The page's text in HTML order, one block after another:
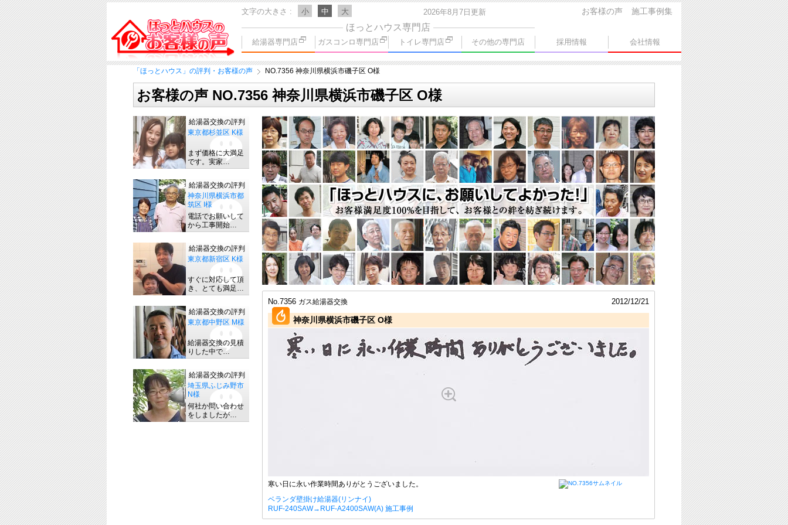
文字の大きさ 小 中 大 2026年8月7日更新 施工事例集
お客様の声
ほっとハウス専門店
給湯器専門店 ガスコンロ専門店 トイレ専門店 その他の専門店 採用情報 会社情報
「ほっとハウス」の評判・お客様の声 NO.7356 神奈川県横浜市磯子区 O様
お客様の声 NO.7356 神奈川県横浜市磯子区 O様
2012/12/21
No.7356 ガス給湯器交換
神奈川県横浜市磯子区 O様
寒い日に永い作業時間ありがとうございました。
ベランダ壁掛け給湯器(リンナイ)
RUF-240SAW→RUF-A2400SAW(A) 施工事例
給湯器交換の評判
東京都杉並区 K様
まず価格に大満足
です。実家…
給湯器交換の評判
神奈川県横浜市都
筑区 I様
電話でお願いして
から工事開始…
給湯器交換の評判
東京都新宿区 K様
すぐに対応して頂
き、とても満足…
給湯器交換の評判
東京都中野区 M様
給湯器交換の見積
りした中で…
給湯器交換の評判
埼玉県ふじみ野市
N様
何社か問い合わせ
をしましたが…